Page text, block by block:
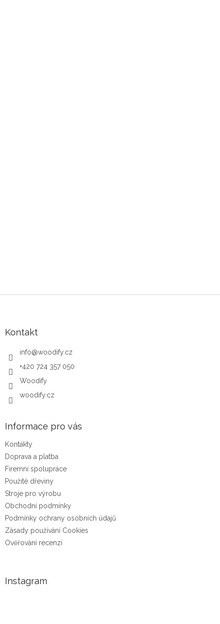
Kontakt
info@woodify.cz
+420 724 357 050
Woodify
woodify.cz
Informace pro vás
Kontakty
Doprava a platba
Firemní spolupráce
Použité dřeviny
Stroje pro výrobu
Obchodní podmínky
Podmínky ochrany osobních údajů
Zásady používání Cookies
Ověřování recenzí
Instagram